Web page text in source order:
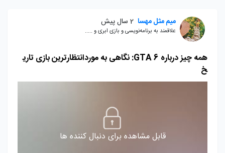
میم مثل مهسا 2 سال پیش
علاقمند به برنامه‌نویسی و بازی ابری و .....
همه چیز درباره GTA 6: نگاهی به موردانتظارترین بازی تاری
خ
قابل مشاهده برای دنبال کننده ها